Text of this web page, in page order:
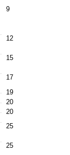
9
12
15
17
19
20
20
25
25